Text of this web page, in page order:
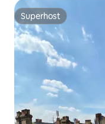
Superhost
Superhost